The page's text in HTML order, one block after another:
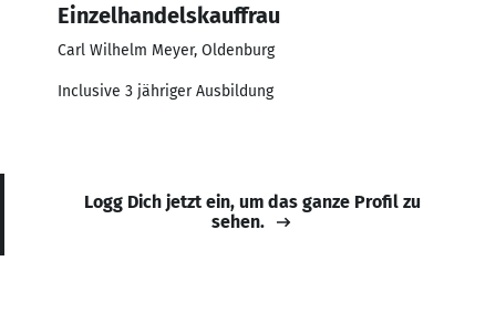
Einzelhandelskauffrau
Carl Wilhelm Meyer, Oldenburg
Inclusive 3 jähriger Ausbildung
Logg Dich jetzt ein, um das ganze Profil zu
sehen.